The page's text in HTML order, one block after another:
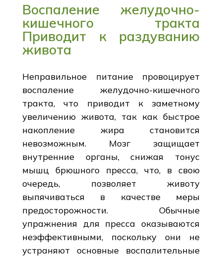
Воспаление желудочно-
кишечного тракта
Приводит к раздуванию
живота
Неправильное питание провоцирует
воспаление желудочно-кишечного
тракта, что приводит к заметному
увеличению живота, так как быстрое
накопление жира становится
невозможным. Мозг защищает
внутренние органы, снижая тонус
мышц брюшного пресса, что, в свою
очередь, позволяет животу
выпячиваться в качестве меры
предосторожности. Обычные
упражнения для пресса оказываются
неэффективными, поскольку они не
устраняют основные воспалительные